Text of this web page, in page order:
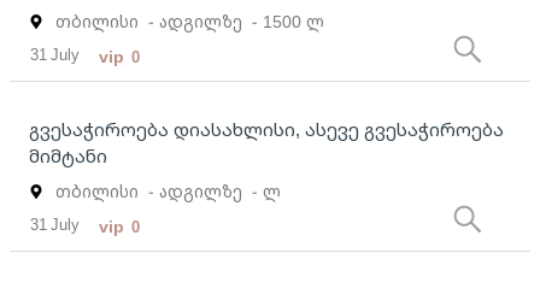
თბილისი - ადგილზე - 1500 ლ
31 July vip 0
გვესაჭიროება დიასახლისი, ასევე გვესაჭიროება
მიმტანი
თბილისი - ადგილზე - ლ
31 July vip 0